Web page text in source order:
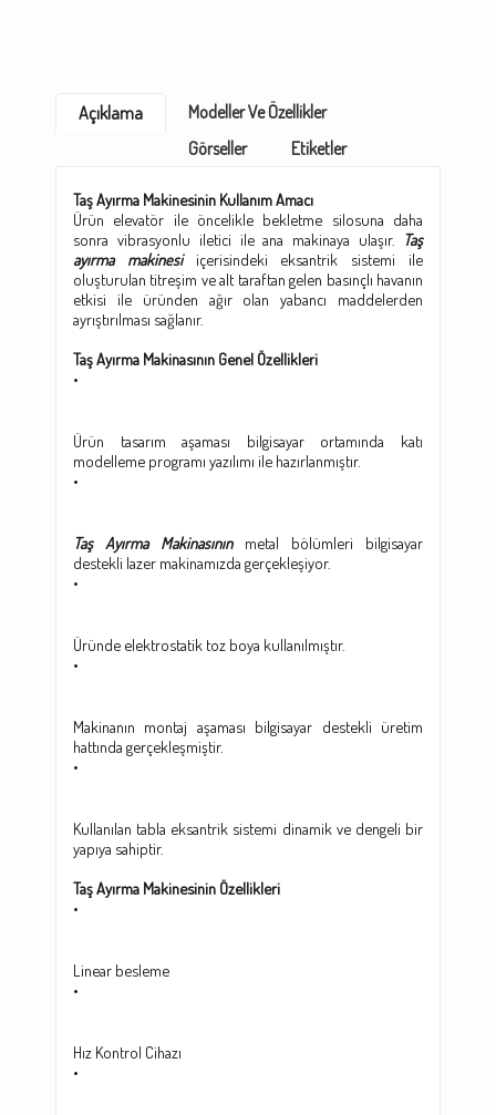
Açıklama
Modeller Ve Özellikler
Görseller
Etiketler
Taş Ayırma Makinesinin Kullanım Amacı
Ürün elevatör ile öncelikle bekletme silosuna daha
sonra vibrasyonlu iletici ile ana makinaya ulaşır.
Taş
ayırma makinesi içerisindeki eksantrik sistemi ile
oluşturulan titreşim ve alt taraftan gelen basınçlı havanın
etkisi ile üründen ağır olan yabancı maddelerden
ayrıştırılması sağlanır.
Taş Ayırma Makinasının Genel Özellikleri
•
Ürün tasarım aşaması bilgisayar ortamında katı
modelleme programı yazılımı ile hazırlanmıştır.
•
Taş Ayırma Makinasınınmetal bölümleri bilgisayar
destekli lazer makinamızda gerçekleşiyor.
•
Üründe elektrostatik toz boya kullanılmıştır.
•
Makinanın montaj aşaması bilgisayar destekli üretim
hattında gerçekleşmiştir.
•
Kullanılan tabla eksantrik sistemi dinamik ve dengeli bir
yapıya sahiptir.
Taş Ayırma Makinesinin Özellikleri
•
Linear besleme
•
Hız Kontrol Cihazı
•